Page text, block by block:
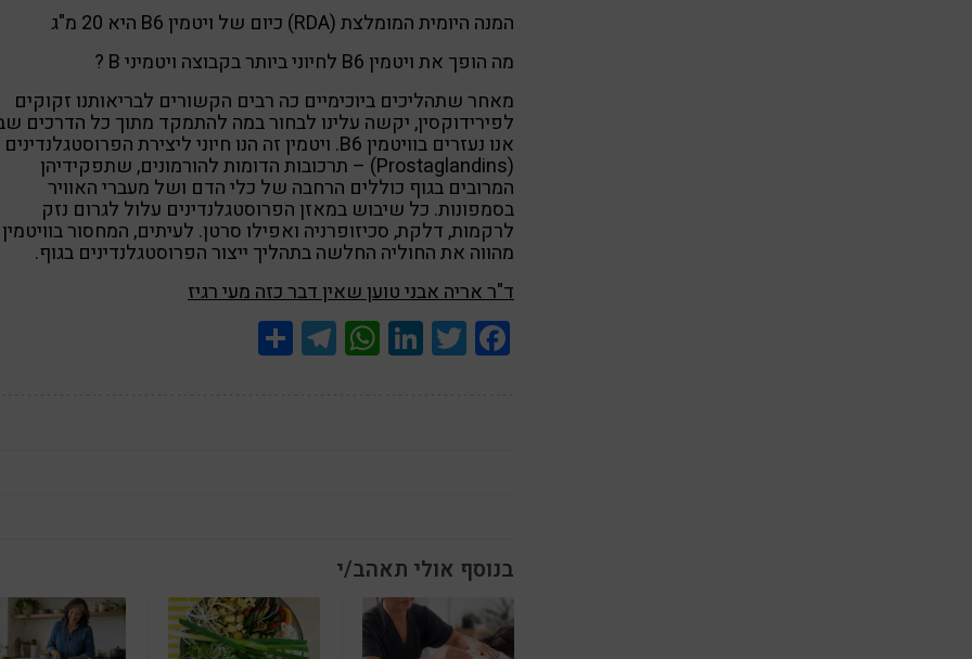
המנה היומית המומלצת (RDA) כיום של ויטמין B6 היא 20 מ"ג
מה הופך את ויטמין B6 לחיוני ביותר בקבוצה ויטמיני B ?
מאחר שתהליכים ביוכימיים כה רבים הקשורים לבריאותנו זקוקים
לפירידוקסין, יקשה עלינו לבחור במה להתמקד מתוך כל הדרכים
אנו נעזרים בוויטמין B6. ויטמין זה הנו חיוני ליצירת הפרוסטגלנדינים
(Prostaglandins) – תרכובות הדומות להורמונים, שתפקידיהן
המרובים בגוף כוללים הרחבה של כלי הדם ושל מעברי האוויר
בסמפונות. כל שיבוש במאזן הפרוסטגלנדינים עלול לגרום נזק
מהווה את החוליה החלשה בתהליך ייצור הפרוסטגלנדינים בגוף.
ד"ר אריה אבני טוען שאין דבר כזה מעי רגיז
Facebook
Twitter
LinkedIn
WhatsApp
Telegram
בנוסף אולי תאהב/י